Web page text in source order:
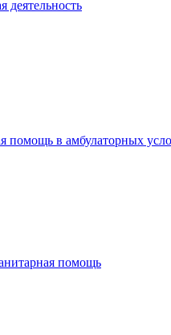
деятельность
помощь в амбулаторных
помощь